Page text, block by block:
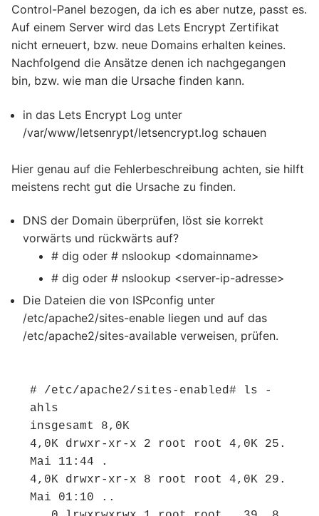
Control-Panel bezogen, da ich es aber nutze, passt es.
Auf einem Server wird das Lets Encrypt Zertifikat
nicht erneuert, bzw. neue Domains erhalten keines.
Nachfolgend die Ansätze denen ich nachgegangen
bin, bzw. wie man die Ursache finden kann.
in das Lets Encrypt Log unter
/var/www/letsenrypt/letsencrypt.log schauen
Hier genau auf die Fehlerbeschreibung achten, sie hilft
meistens recht gut die Ursache zu finden.
DNS der Domain überprüfen, löst sie korrekt
vorwärts und rückwärts auf?
# dig oder # nslookup <domainname>
# dig oder # nslookup <server-ip-adresse>
Die Dateien die von ISPconfig unter
/etc/apache2/sites-enable liegen und auf das
/etc/apache2/sites-available verweisen, prüfen.
# /etc/apache2/sites-enabled# ls -
ahls
insgesamt 8,0K
4,0K drwxr-xr-x 2 root root 4,0K 25.
Mai 11:44 .
4,0K drwxr-xr-x 8 root root 4,0K 29.
Mai 01:10 ..